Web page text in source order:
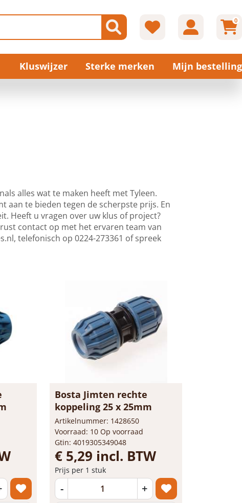
0
Kluswijzer Sterke merken Mijn bestelling
alles wat te maken heeft met Tyleen.
aan te bieden tegen de scherpste prijs. En
Heeft u vragen over uw klus of project?
contact op met het ervaren team van
, telefonisch op 0224-273361 of spreek
Bosta Jimten rechte
koppeling 25 x 25mm
Artikelnummer: 1428650
Voorraad: 10 Op voorraad
Gtin: 4019305349048
€ 5,29 incl. BTW
Prijs per 1 stuk
- +